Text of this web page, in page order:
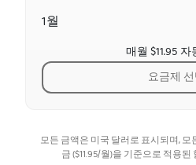
1월
매월 $11.95
요금제
모든 금액은 미국 달러로 표시되며,
금 ($11.95/월)을 기준으로 적용된